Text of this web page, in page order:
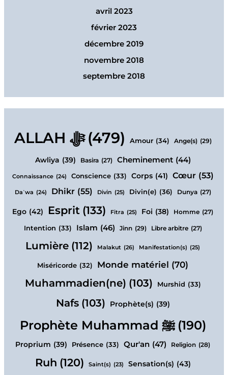
avril 2023
février 2023
décembre 2019
novembre 2018
septembre 2018
ALLAH ﷻ (479) Amour (34) Ange(s) (29)
Awliya (39) Basira (27) Cheminement (44)
Connaissance (24) Conscience (33) Corps (41) Cœur (53)
Daʿwa (24) Dhikr (55) Divin (25) Divin(e) (36) Dunya (27)
Ego (42) Esprit (133) Fitra (25) Foi (38) Homme (27)
Intention (33) Islam (46) Jinn (29) Libre arbitre (27)
Lumière (112) Malakut (26) Manifestation(s) (25)
Miséricorde (32) Monde matériel (70)
Muhammadien(ne) (103) Murshid (33)
Nafs (103) Prophète(s) (39)
Prophète Muhammad ﷺ (190)
Proprium (39) Présence (33) Qur'an (47) Religion (28)
Ruh (120) Saint(s) (23) Sensation(s) (43)